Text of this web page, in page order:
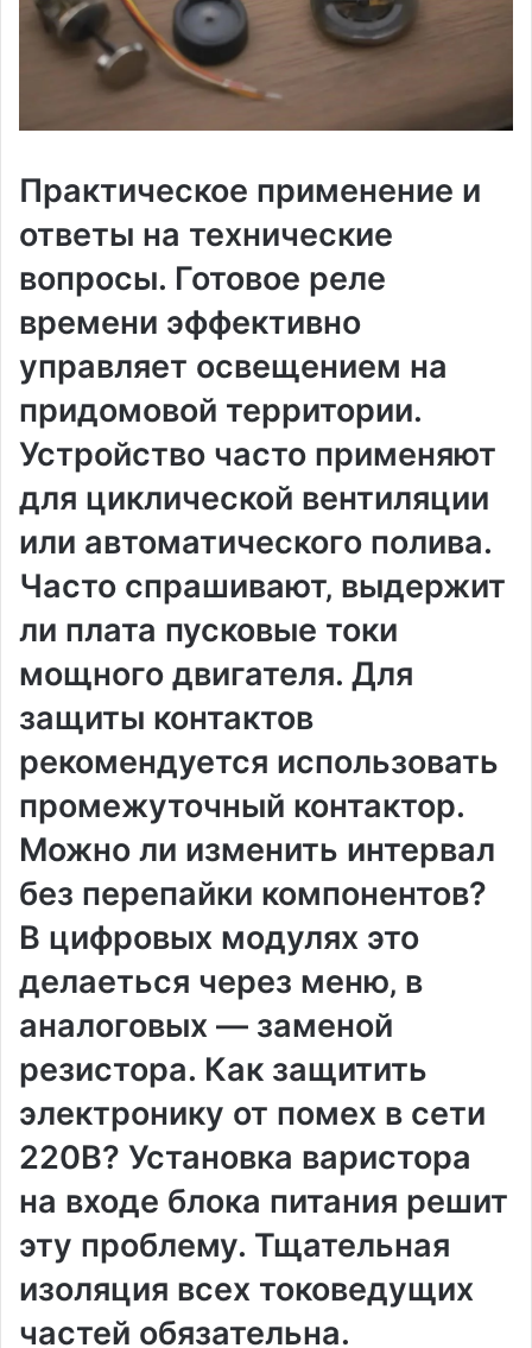
Практическое применение и
ответы на технические
вопросы. Готовое реле
времени эффективно
управляет освещением на
придомовой территории.
Устройство часто применяют
для циклической вентиляции
или автоматического полива.
Часто спрашивают‚ выдержит
ли плата пусковые токи
мощного двигателя. Для
защиты контактов
рекомендуется использовать
промежуточный контактор.
Можно ли изменить интервал
без перепайки компонентов?
В цифровых модулях это
делаеться через меню‚ в
аналоговых — заменой
резистора. Как защитить
электронику от помех в сети
220В? Установка варистора
на входе блока питания решит
эту проблему. Тщательная
изоляция всех токоведущих
частей обязательна.